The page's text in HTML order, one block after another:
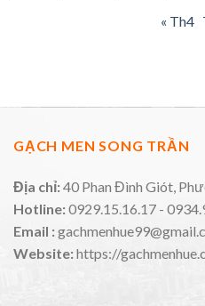
« Th4
GẠCH MEN SONG TRẦN
Địa chỉ:40 Phan Đình Giót,
Hotline:0929.15.16.17 -
Email :
Website:https://